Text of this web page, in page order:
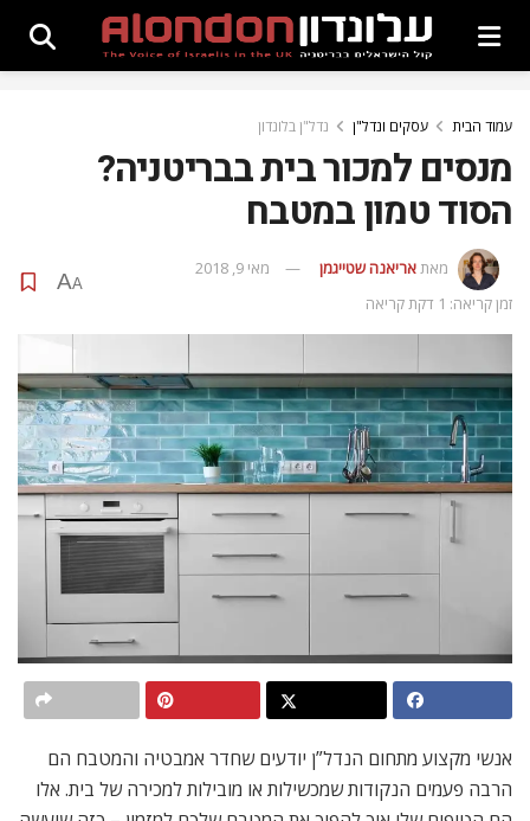
עמוד הבית עסקים ונדל"ן נדל"ן בלונדון
מנסים למכור בית בבריטניה?
הסוד טמון במטבח
מאתאריאנה שטייגמן
מאי 9, 2018
זמן קריאה: 1 דקת קריאה
A
A
אנשי מקצוע מתחום הנדל”ן יודעים שחדר אמבטיה והמטבח הם
הרבה פעמים הנקודות שמכשילות או מובילות למכירה של בית. אלו